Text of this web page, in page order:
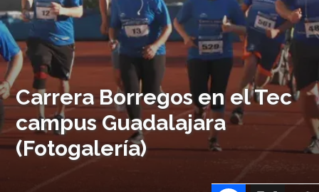
Carrera Borregos en el Tec
campus Guadalajara
(Fotogalería)
X
Facebook